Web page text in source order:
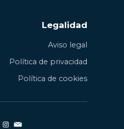
Legalidad
Aviso legal
Política de privacidad
Política de cookies